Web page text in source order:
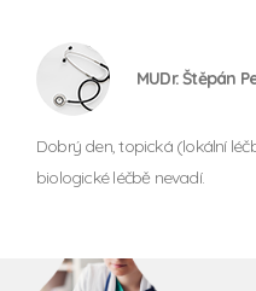
MUDr. Štěpán
Dobrý den, topická (lokální
biologické léčbě nevadí.